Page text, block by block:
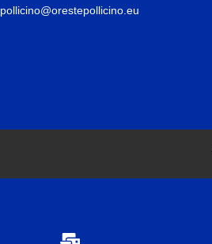
pollicino@orestepollicino.eu